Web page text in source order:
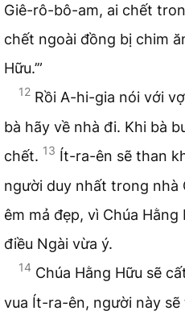
Giê-rô-bô-am, ai chết
chết ngoài đồng bị chim
Hữu.’”
12 Rồi A-hi-gia nói với
bà hãy về nhà đi. Khi bà
chết. 13 Ít-ra-ên sẽ than
người duy nhất trong
êm mả đẹp, vì Chúa
điều Ngài vừa ý.
14 Chúa Hằng Hữu sẽ
vua Ít-ra-ên, người này